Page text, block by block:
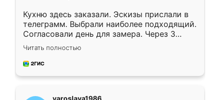
Кухню здесь заказали. Эскизы прислали в
телеграмм. Выбрали наиболее подходящий.
Согласовали день для замера. Через 3
недели кухня была уже готова. Остались
довольны работой. Спасибо Ренессанс
мебель за качественную работу!
Читать полностью
yaroslava1986